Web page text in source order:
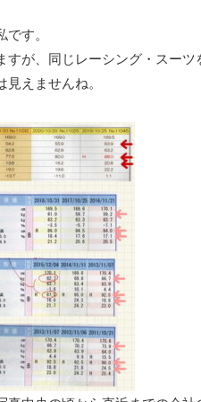
す。
すが、同じレーシング・スーツ
見えませんね。